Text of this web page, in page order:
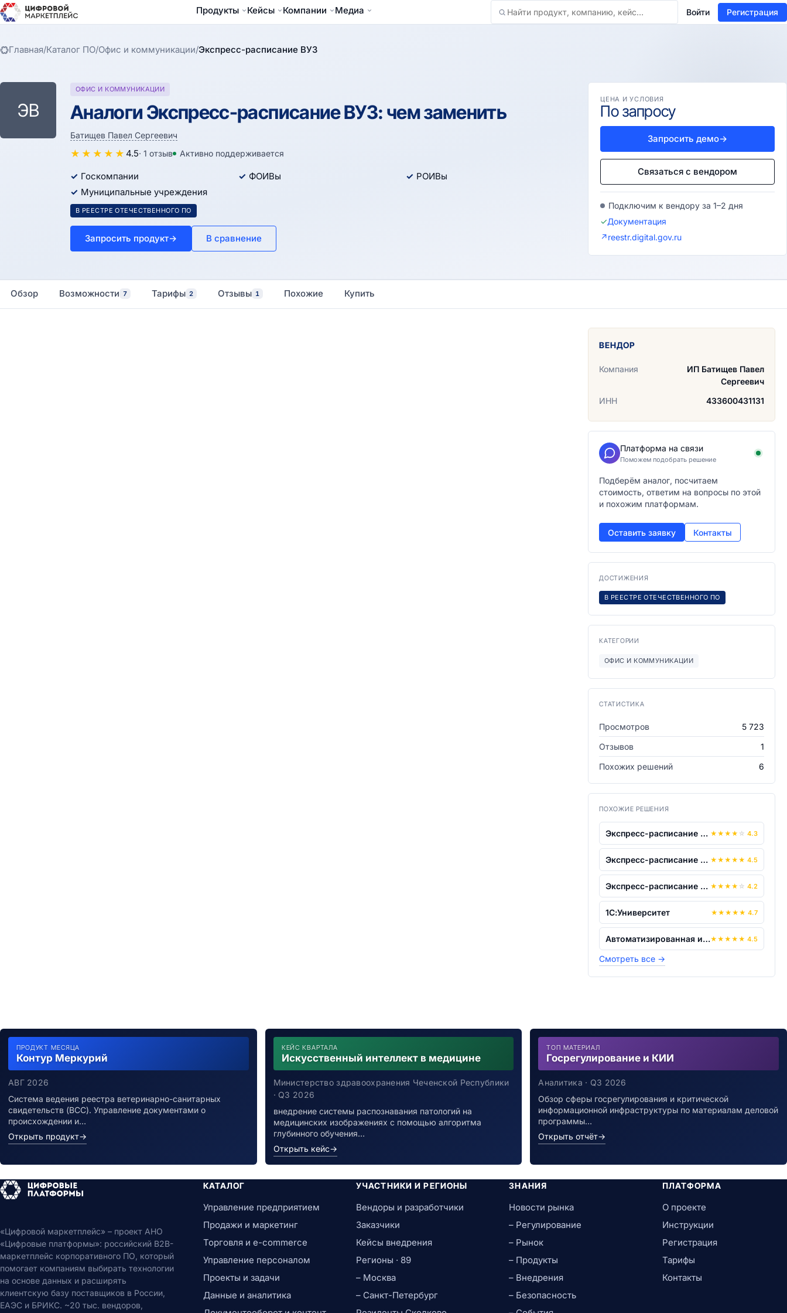
Продукты Кейсы Компании Медиа
Найти Войти Регистрация
Главная/Каталог ПО/Офис и коммуникации/Экспресс-расписание ВУЗ
ЭВ
ОФИС И КОММУНИКАЦИИ
Аналоги Экспресс-расписание ВУЗ: чем заменить
Батищев Павел Сергеевич
★ ★ ★ ★ ★ 4.5· 1 отзыв Активно поддерживается
Госкомпании ФОИВы
РОИВы
Муниципальные учреждения
В РЕЕСТРЕ ОТЕЧЕСТВЕННОГО ПО
Запросить продукт→ В сравнение
ЦЕНА И УСЛОВИЯ
По запросу
Запросить демо→
Связаться с вендором
Подключим к вендору за 1–2 дня
✓Документация
↗reestr.digital.gov.ru
Обзор Возможности 7 Тарифы 2 Отзывы 1 Похожие Купить
ВЕНДОР
Компания
ИП Батищев Павел
Сергеевич
ИНН
433600431131
Платформа на связи
Поможем подобрать решение
Подберём аналог, посчитаем
стоимость, ответим на вопросы по этой
и похожим платформам.
Оставить заявку Контакты
ДОСТИЖЕНИЯ
В РЕЕСТРЕ ОТЕЧЕСТВЕННОГО ПО
КАТЕГОРИИ
ОФИС И КОММУНИКАЦИИ
СТАТИСТИКА
Просмотров
5 723
Отзывов
1
Похожих решений
6
ПОХОЖИЕ РЕШЕНИЯ
Экспресс-расписание ИПК ★ ★ ★ ★ ☆ 4.3
Экспресс-расписание Школа ★ ★ ★ ★ ★ 4.5
Экспресс-расписание Колледж ★ ★ ★ ★ ☆ 4.2
1С:Университет ★ ★ ★ ★ ★ 4.7
Автоматизированная информационно-анали...★ ★ ★ ★ ★ 4.5
Смотреть все →
ПРОДУКТ МЕСЯЦА
Контур Меркурий
АВГ 2026
Система ведения реестра ветеринарно-санитарных
свидетельств (ВСС). Управление документами о
происхождении и…
Открыть продукт→
КЕЙС КВАРТАЛА
Искусственный интеллект в медицине
Министерство здравоохранения Чеченской Республики
· Q3 2026
внедрение системы распознавания патологий на
медицинских изображениях с помощью алгоритма
глубинного обучения…
Открыть кейс→
ТОП МАТЕРИАЛ
Госрегулирование и КИИ
Аналитика · Q3 2026
Обзор сферы госрегулирования и критической
информационной инфраструктуры по материалам деловой
программы…
Открыть отчёт→
«Цифровой маркетплейс» – проект АНО
«Цифровые платформы»: российский B2B-
маркетплейс корпоративного ПО, который
помогает компаниям выбирать технологии
на основе данных и расширять
клиентскую базу поставщиков в России,
ЕАЭС и БРИКС. ~20 тыс. вендоров,
КАТАЛОГ
Управление предприятием
Продажи и маркетинг
Торговля и e-commerce
Управление персоналом
Проекты и задачи
Данные и аналитика
УЧАСТНИКИ И РЕГИОНЫ
Вендоры и разработчики
Заказчики
Кейсы внедрения
Регионы · 89
– Москва
– Санкт-Петербург
ЗНАНИЯ
Новости рынка
– Регулирование
– Рынок
– Продукты
– Внедрения
– Безопасность
ПЛАТФОРМА
О проекте
Инструкции
Регистрация
Тарифы
Контакты